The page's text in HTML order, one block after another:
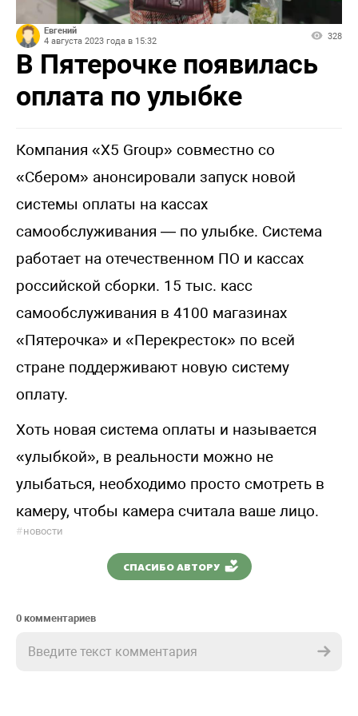
Евгений
4 августа 2023 года в 15:32
328
В Пятерочке появилась
оплата по улыбке
Компания «X5 Group» совместно со
«Сбером» анонсировали запуск новой
системы оплаты на кассах
самообслуживания — по улыбке. Система
работает на отечественном ПО и кассах
российской сборки. 15 тыс. касс
самообслуживания в 4100 магазинах
«Пятерочка» и «Перекресток» по всей
стране поддерживают новую систему
оплату.
Хоть новая система оплаты и называется
«улыбкой», в реальности можно не
улыбаться, необходимо просто смотреть в
камеру, чтобы камера считала ваше лицо.
#новости
СПАСИБО АВТОРУ
0 комментариев
Введите текст комментария